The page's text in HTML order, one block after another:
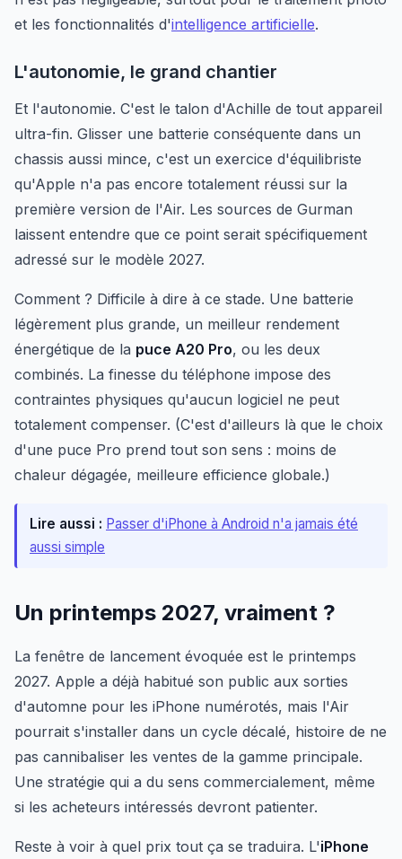
et les fonctionnalités d'intelligence artificielle.
L'autonomie, le grand chantier
Et l'autonomie. C'est le talon d'Achille de tout appareil
ultra-fin. Glisser une batterie conséquente dans un
chassis aussi mince, c'est un exercice d'équilibriste
qu'Apple n'a pas encore totalement réussi sur la
première version de l'Air. Les sources de Gurman
laissent entendre que ce point serait spécifiquement
adressé sur le modèle 2027.
Comment ? Difficile à dire à ce stade. Une batterie
légèrement plus grande, un meilleur rendement
énergétique de la puce A20 Pro, ou les deux
combinés. La finesse du téléphone impose des
contraintes physiques qu'aucun logiciel ne peut
totalement compenser. (C'est d'ailleurs là que le choix
d'une puce Pro prend tout son sens : moins de
chaleur dégagée, meilleure efficience globale.)
Lire aussi : Passer d'iPhone à Android n'a jamais été
aussi simple
Un printemps 2027, vraiment ?
La fenêtre de lancement évoquée est le printemps
2027. Apple a déjà habitué son public aux sorties
d'automne pour les iPhone numérotés, mais l'Air
pourrait s'installer dans un cycle décalé, histoire de ne
pas cannibaliser les ventes de la gamme principale.
Une stratégie qui a du sens commercialement, même
si les acheteurs intéressés devront patienter.
Reste à voir à quel prix tout ça se traduira. L'iPhone